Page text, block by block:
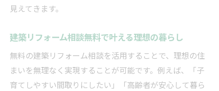
見えてきます。
建築リフォーム相談無料で叶える理想の暮らし
無料の建築リフォーム相談を活用することで、理想の住
まいを無理なく実現することが可能です。例えば、「子
育てしやすい間取りにしたい」「高齢者が安心して暮ら